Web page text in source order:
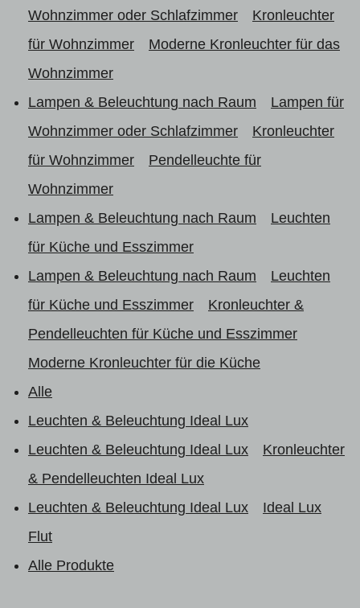
Wohnzimmer oder Schlafzimmer
Kronleuchter
für Wohnzimmer
Moderne Kronleuchter für das
Wohnzimmer
Lampen & Beleuchtung nach Raum
Lampen für
Wohnzimmer oder Schlafzimmer
Kronleuchter
für Wohnzimmer
Pendelleuchte für
Wohnzimmer
Lampen & Beleuchtung nach Raum
Leuchten
für Küche und Esszimmer
Lampen & Beleuchtung nach Raum
Leuchten
für Küche und Esszimmer
Kronleuchter &
Pendelleuchten für Küche und Esszimmer
Moderne Kronleuchter für die Küche
Alle
Leuchten & Beleuchtung Ideal Lux
Leuchten & Beleuchtung Ideal Lux
Kronleuchter
& Pendelleuchten Ideal Lux
Leuchten & Beleuchtung Ideal Lux
Ideal Lux
Flut
Alle Produkte